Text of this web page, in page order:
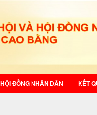
HỘI ĐỒNG NHÂN DÂN KẾT